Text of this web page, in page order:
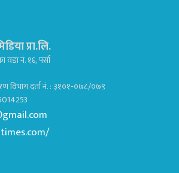
प्रा.लि.
वडा नं. १६, पर्सा
विभाग दर्ता नं. : ३१०१-०७८/०७९